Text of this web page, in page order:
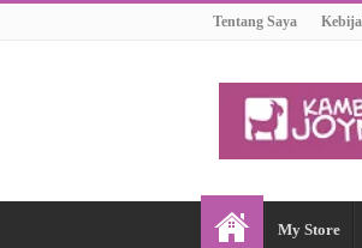
Tentang Saya
My Store